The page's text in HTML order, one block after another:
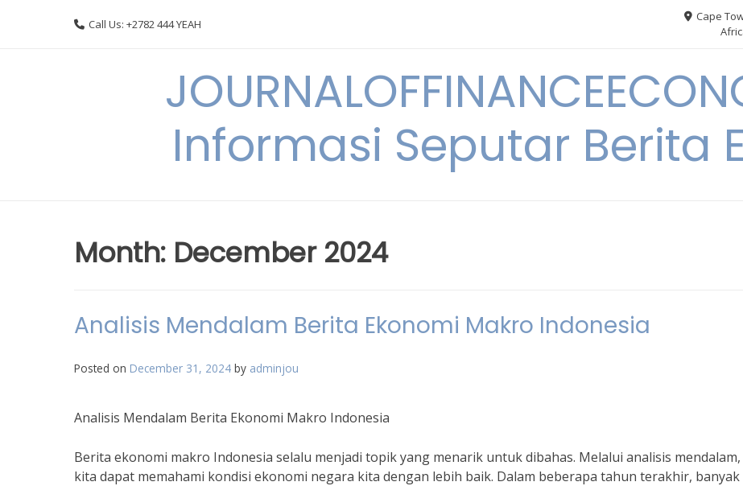
Call Us: +2782 444 YEAH
Cape
Informasi Seputar Berita
Month: December 2024
Analisis Mendalam Berita Ekonomi Makro Indonesia
Posted on December 31, 2024 by adminjou
Analisis Mendalam Berita Ekonomi Makro Indonesia
Berita ekonomi makro Indonesia selalu menjadi topik yang menarik untuk dibahas. Melalui analisis mendalam,
kita dapat memahami kondisi ekonomi negara kita dengan lebih baik. Dalam beberapa tahun terakhir, banyak